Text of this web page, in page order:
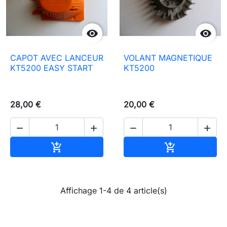

CAPOT AVEC LANCEUR
KT5200 EASY START
28,00 €
 


VOLANT MAGNETIQUE
KT5200
20,00 €
 

Affichage 1-4 de 4 article(s)